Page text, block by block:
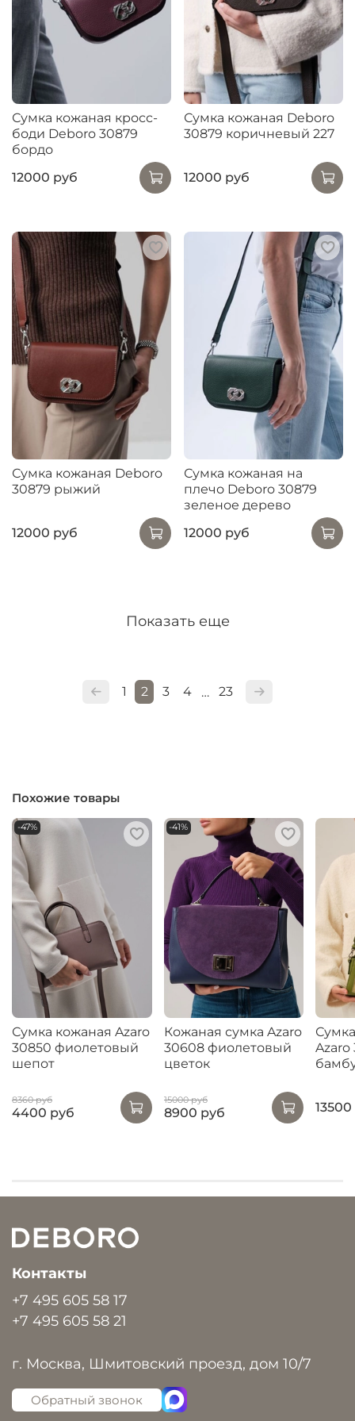
Сумка кожаная кросс-
боди Deboro 30879
бордо
12000 руб
Сумка кожаная Deboro
30879 коричневый 227
12000 руб
Сумка кожаная Deboro
30879 рыжий
12000 руб
Сумка кожаная на
плечо Deboro 30879
зеленое дерево
12000 руб
Показать еще
1 2 3 4 … 23
Похожие товары
-47%
Сумка кожаная Azaro
30850 фиолетовый
шепот
8360 руб
4400 руб
-41%
Кожаная сумка Azaro
30608 фиолетовый
цветок
15000 руб
8900 руб
Контакты
+7 495 605 58 17
+7 495 605 58 21
г. Москва, Шмитовский проезд, дом 10/7
Обратный звонок